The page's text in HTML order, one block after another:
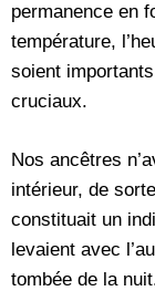
permanence en
température,
soient
cruciaux.
Nos ancêtres
intérieur, de
constituait un
levaient avec
tombée de la